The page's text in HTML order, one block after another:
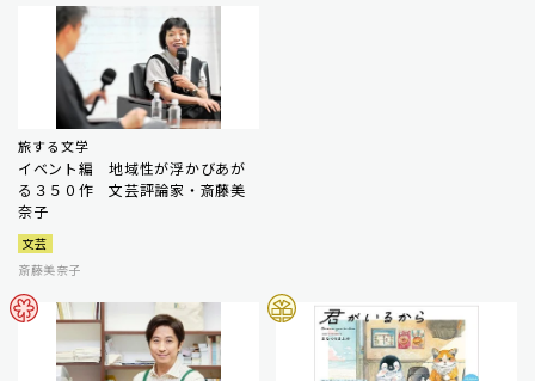
旅する文学
イベント編 地域性が浮かびあが
る３５０作 文芸評論家・斎藤美
奈子
文芸
斎藤美奈子